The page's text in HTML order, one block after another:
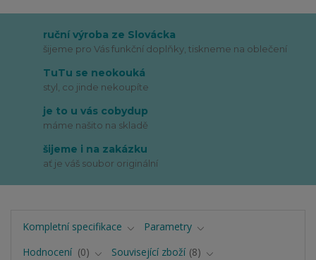
ruční výroba ze Slovácka
šijeme pro Vás funkční doplňky, tiskneme na oblečení
TuTu se neokouká
styl, co jinde nekoupíte
je to u vás cobydup
máme našito na skladě
šijeme i na zakázku
ať je váš soubor originální
Kompletní specifikace
Parametry
Hodnocení
0 Související zboží 8